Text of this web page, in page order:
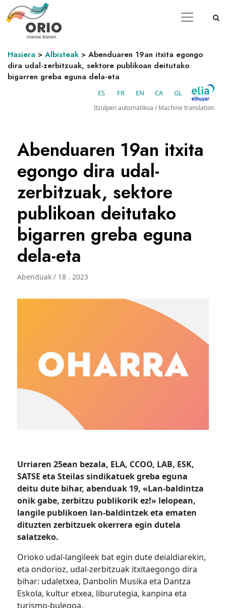
Hasiera > Albisteak > Abenduaren 19an itxita egongo
dira udal-zerbitzuak, sektore publikoan deitutako
bigarren greba eguna dela-eta
ES FR EN CA GL
Itzulpen automatikoa / Machine translation
Abenduaren 19an itxita
egongo dira udal-
zerbitzuak, sektore
publikoan deitutako
bigarren greba eguna
dela-eta
Abenduak / 18 . 2023
Urriaren 25ean bezala, ELA, CCOO, LAB, ESK,
SATSE eta Steilas sindikatuek greba eguna
deitu dute bihar, abenduak 19, «Lan-baldintza
onik gabe, zerbitzu publikorik ez!» lelopean,
langile publikoen lan-baldintzek eta ematen
dituzten zerbitzuekokerrera egin dutela
salatzeko.
Orioko udal-langileek bat egin dute deialdiarekin,
eta ondorioz, udal-zerbitzuak itxitaegongo dira
bihar: udaletxea, Danbolin Musika eta Dantza
Eskola, kultur etxea, liburutegia, kanpina eta
turismo-bulegoa.